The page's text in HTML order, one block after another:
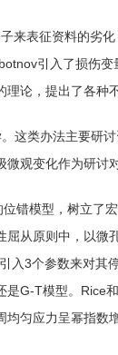
来表征资料的劣
引入了损伤
论，提出了各种
。这类办法主要研
微观变化作为研讨
错模型，树立了
屈从原则中，以微
入3个参数来对其
是G-T模型。Rice
均匀应力呈幂指数